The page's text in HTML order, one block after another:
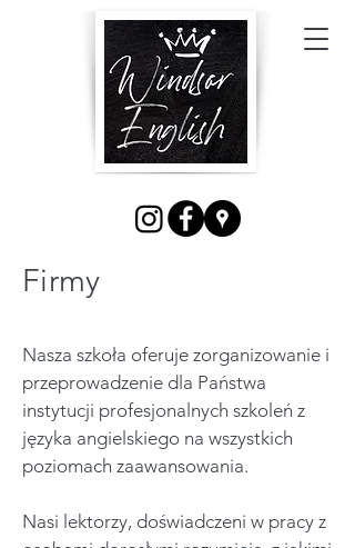
Firmy
Nasza szkoła oferuje zorganizowanie i
przeprowadzenie dla Państwa
instytucji profesjonalnych szkoleń z
języka angielskiego na wszystkich
poziomach zaawansowania.
Nasi lektorzy, doświadczeni w pracy z